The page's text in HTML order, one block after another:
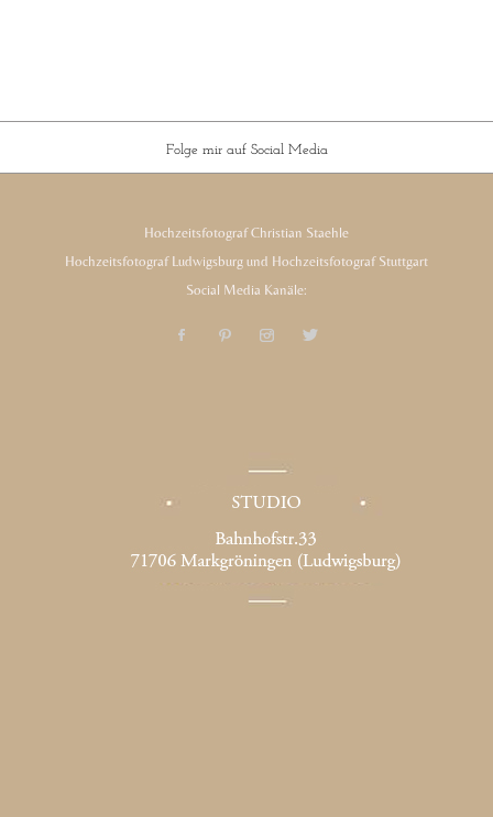
Folge mir auf Social Media
Hochzeitsfotograf Christian Staehle
Hochzeitsfotograf Ludwigsburg und Hochzeitsfotograf Stuttgart
Social Media Kanäle: